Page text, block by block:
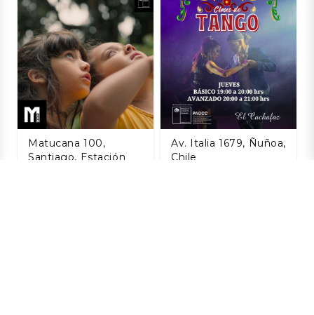
Matucana 100,
Santiago, Estación
Av. Italia 1679, Ñuñoa,
Chile